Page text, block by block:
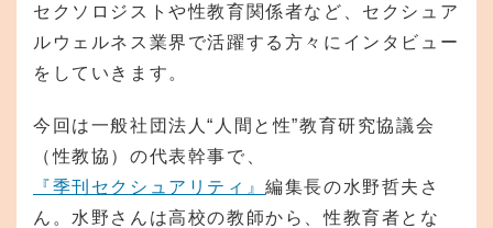
セクソロジストや性教育関係者など、セクシュア
ルウェルネス業界で活躍する方々にインタビュー
をしていきます。
今回は一般社団法人“人間と性”教育研究協議会
（性教協）の代表幹事で、
『季刊セクシュアリティ』編集長の水野哲夫さ
ん。水野さんは高校の教師から、性教育者とな